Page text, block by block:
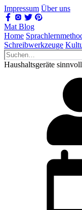
Impressum Über uns
Mat Blog
Home
Schreibwerkzeuge
Haushaltsgeräte